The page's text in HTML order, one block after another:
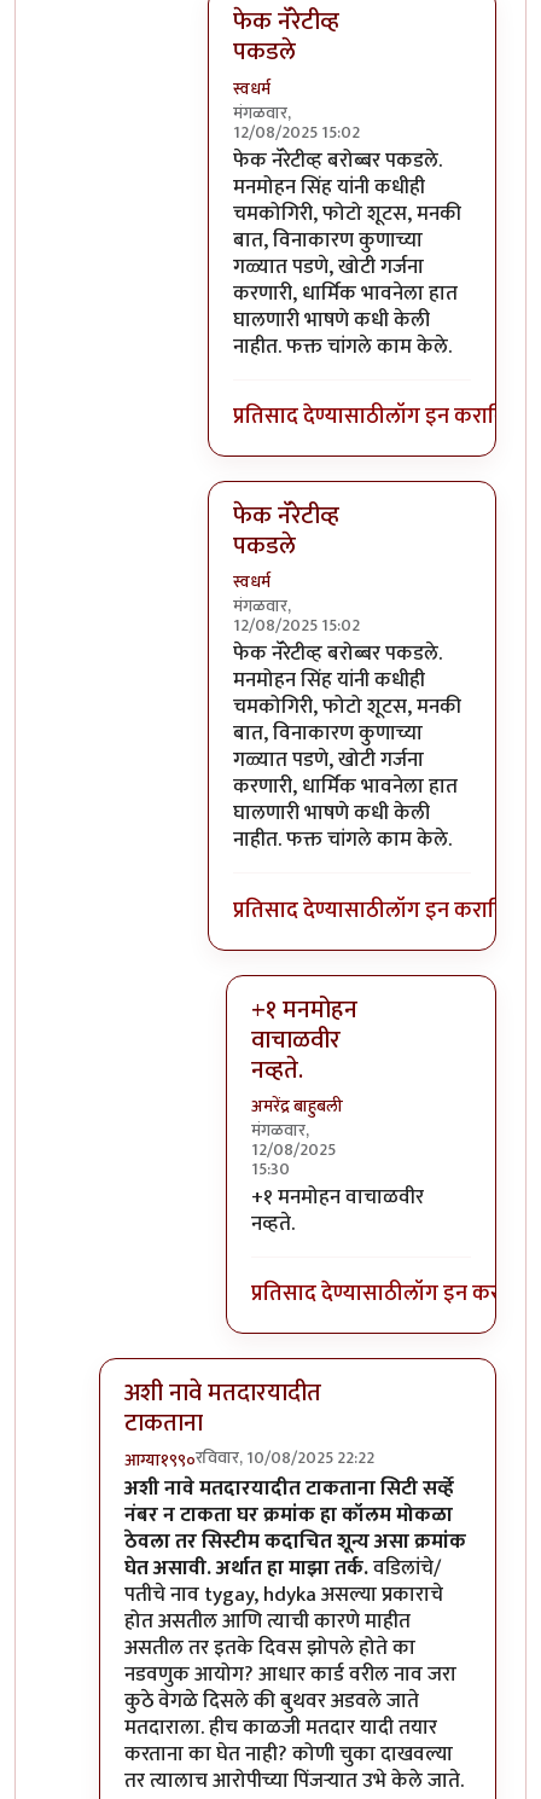
फेक नॅरेटीव्ह
पकडले
स्वधर्म
मंगळवार,
12/08/2025 15:02
In reply toएक अतिरेक्याला जिवंत
फेक नॅरेटीव्ह बरोब्बर पकडले.
मनमोहन सिंह यांनी कधीही
चमकोगिरी, फोटो शूटस, मनकी
बात, विनाकारण कुणाच्या
गळ्यात पडणे, खोटी गर्जना
करणारी, धार्मिक भावनेला हात
घालणारी भाषणे कधी केली
नाहीत. फक्त चांगले काम केले.
प्रतिसाद देण्यासाठीलॉग इन कराकिंवा
फेक नॅरेटीव्ह
पकडले
स्वधर्म
मंगळवार,
12/08/2025 15:02
In reply toएक अतिरेक्याला जिवंत
फेक नॅरेटीव्ह बरोब्बर पकडले.
मनमोहन सिंह यांनी कधीही
चमकोगिरी, फोटो शूटस, मनकी
बात, विनाकारण कुणाच्या
गळ्यात पडणे, खोटी गर्जना
करणारी, धार्मिक भावनेला हात
घालणारी भाषणे कधी केली
नाहीत. फक्त चांगले काम केले.
प्रतिसाद देण्यासाठीलॉग इन कराकिंवा
+१ मनमोहन
वाचाळवीर
नव्हते.
अमरेंद्र बाहुबली
मंगळवार,
12/08/2025
15:30
In reply toफेक नॅरेटीव्ह पकडले
+१ मनमोहन वाचाळवीर
नव्हते.
प्रतिसाद देण्यासाठीलॉग इन करा
अशी नावे मतदारयादीत
टाकताना
आग्या१९९०रविवार, 10/08/2025 22:22
In reply toशून्य नंबरbyचंद्रसूर्यकुमार
अशी नावे मतदारयादीत टाकताना सिटी सर्व्हे
नंबर न टाकता घर क्रमांक हा कॉलम मोकळा
ठेवला तर सिस्टीम कदाचित शून्य असा क्रमांक
घेत असावी. अर्थात हा माझा तर्क.वडिलांचे/
पतीचे नाव tygay, hdyka असल्या प्रकाराचे
होत असतील आणि त्याची कारणे माहीत
असतील तर इतके दिवस झोपले होते का
नडवणुक आयोग? आधार कार्ड वरील नाव जरा
कुठे वेगळे दिसले की बुथवर अडवले जाते
मतदाराला. हीच काळजी मतदार यादी तयार
करताना का घेत नाही? कोणी चुका दाखवल्या
तर त्यालाच आरोपीच्या पिंजऱ्यात उभे केले जाते.